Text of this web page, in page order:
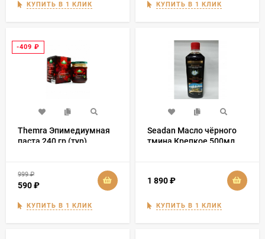
КУПИТЬ В 1 КЛИК КУПИТЬ В 1 КЛИК
-409 ₽
Themra Эпимедиумная
паста 240 гр (тур)
999₽
590₽
КУПИТЬ В 1 КЛИК
Seadan Масло чёрного
тмина Крепкое 500мл
1 890₽
КУПИТЬ В 1 КЛИК